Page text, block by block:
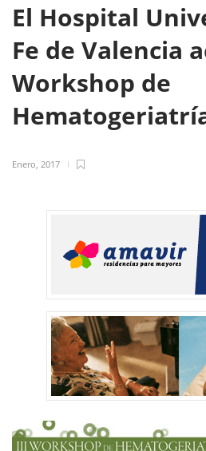
El Hospital
Fe de Valencia
Workshop de
Enero, 2017